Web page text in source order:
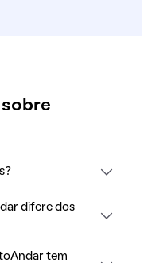
difere dos
tem